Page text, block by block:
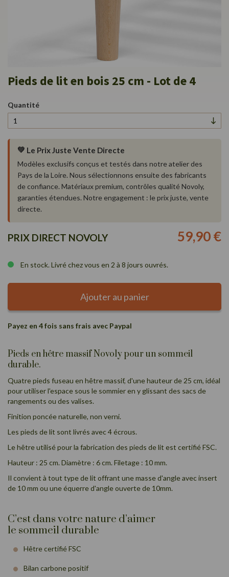
Pieds de lit en bois 25 cm - Lot de 4
Quantité
💚 Le Prix Juste Vente Directe
Modèles exclusifs conçus et testés dans notre atelier des
Pays de la Loire. Nous sélectionnons ensuite des fabricants
de confiance. Matériaux premium, contrôles qualité Novoly,
garanties étendues. Notre engagement : le prix juste, vente
directe.
PRIX DIRECT NOVOLY 59,90 €
En stock. Livré chez vous en 2 à 8 jours ouvrés.
Ajouter au panier
Payez en 4 fois sans frais avec Paypal
Pieds en hêtre massif Novoly pour un sommeil
durable.
Quatre pieds fuseau en hêtre massif, d'une hauteur de 25 cm, idéal
pour utiliser l'espace sous le sommier en y glissant des sacs de
rangements ou des valises.
Finition poncée naturelle, non verni.
Les pieds de lit sont livrés avec 4 écrous.
Le hêtre utilisé pour la fabrication des pieds de lit est certifié FSC.
Hauteur : 25 cm. Diamètre : 6 cm. Filetage : 10 mm.
Il convient à tout type de lit offrant une masse d'angle avec insert
de 10 mm ou une équerre d'angle ouverte de 10mm.
C’est dans votre nature d’aimer
le sommeil durable
Hêtre certifié FSC
Bilan carbone positif
to
beginning
of
the
gallery